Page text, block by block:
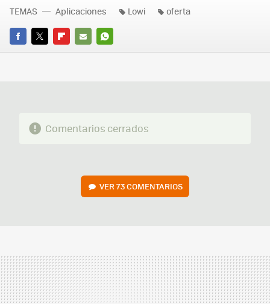
FACEBOOK
TWITTERFLIPBOARD
E-
WHATSAPP
TEMAS Aplicaciones Lowi oferta
Comentarios cerrados
VER73 COMENTARIOS